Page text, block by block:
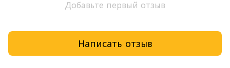
Добавьте первый отзыв
Написать отзыв